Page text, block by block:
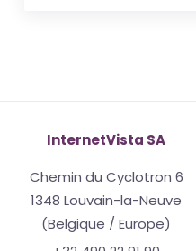
InternetVista SA
Chemin du Cyclotron 6
1348 Louvain-la-Neuve
(Belgique / Europe)